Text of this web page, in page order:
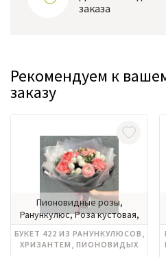
заказа
Рекомендуем к
заказу
Пионовидные розы,
Ранункулюс, Роза кустовая,
БУКЕТ 422 ИЗ РАНУНКУЛЮСОВ,
ХРИЗАНТЕМ, ПИОНОВИДЫХ